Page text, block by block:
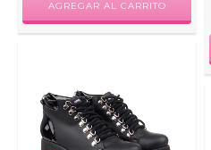
AGREGAR AL CARRITO